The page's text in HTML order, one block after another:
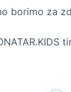
borimo za